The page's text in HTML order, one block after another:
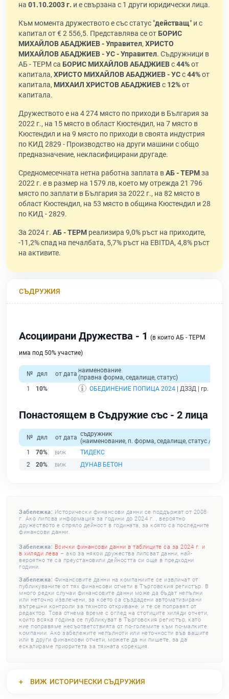
на 01.10.2003 г. и е свързана с 1 други юридически лица.
Към момента дружеството е със статус "действащ" и с
капитал от € 2 556,5. Представлява се отБОРИС
МИХАЙЛОВ АБАДЖИЕВ - Управител, ХРИСТО
МИХАЙЛОВ АБАДЖИЕВ - УС - Управител. Съдружници в
АБ - ТЕРМ са БОРИС МИХАЙЛОВ АБАДЖИЕВс44%от
капитала, ХРИСТО МИХАЙЛОВ АБАДЖИЕВ - УСс44%от
капитала, МИХАИЛ ХРИСТОВ АБАДЖИЕВс 12%от
капитала.
Дружеството е на 4 274 място по приходи в България за
2022 г., на 15 място в област Кюстендил, на 7 място в
Кюстендил и на 9 място по приходи в своята индустрия
по КИД 2829 - Производство на други машини с общо
предназначение, некласифицирани другаде.
Средномесечната нетна работна заплата вАБ - ТЕРМза
2022 г. е в размер на 1579 лв, което му отрежда 21 796
място по заплати в България за 2022 г., на 82 място в
област Кюстендил, на 53 място в община Кюстендил и 28
по КИД - 2829.
За 2024 г. АБ - ТЕРМ реализира 9,0% ръст на приходите,
-11,2% спад на печалбата, 5,7% ръст на EBITDA, 4,8% ръст
на активите.
СЪДРУЖИЯ
Асоциирани Дружества - 1 (в които АБ - ТЕРМ
има под 50% участие)
№ дял от дата наименование
(правна форма, седалище, статус)
1
10% ОБЕДИНЕНИЕ ПОПИЦА 2024 | ДЗЗД | гр.
Понастоящем в Съдружие със - 2 лица
№ дял от дата съдружник
(наименование, п. форма, седалище, статус /
1
70%
ТИДЕКС
2
20% ДУНАВ БЕТОН
Забележка: Исторически финансови данни се поддържат от 2008
г. Ако липсва информация за години до 2024 г. , вероятно
дружеството е спряло дейност в годината, за която са последните
финансови данни.
Забележка: Всички финансови данни в таблиците са за 2024 г. и
в хиляди лева – ако за някои дружества липсват данни, най-
вероятно те са преустановили дейността си още в предходни
години.
Забележка: Финансовите данни на компаниите се извличат от
публикуваните от тях финансови отчети в Търговския регистър. В
много редки случаи финансовите данни може да бъдат непълни
или неточно извлечени, за което са създадени автоматизирани
вътрешни контроли за тяхното откриване, и те се поправят от
редактор. Това отнема време с оглед на стотиците хиляди отчети,
които всяка година се публикуват в Търговския регистър, като
ние поправяме несъответствията от по-големите към по-малките
компании. Ако забележите непълноти или неточности във вашите
или в други финансови отчети, можете да ни пишете, за да
ескалираме приоритета за тяхната корекция.
ВИЖ ИСТОРИЧЕСКИ СЪДРУЖИЯ